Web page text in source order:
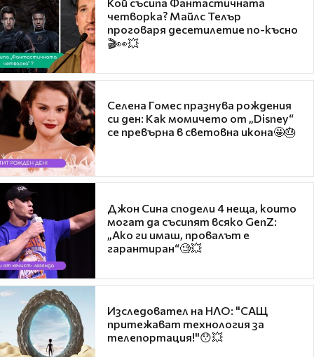
четворка? Майлс Телър
проговаря десетилетие по-късно
🎬👀💥
Селена Гомес празнува рождения
си ден: Как момичето от „Disney“
се превърна в световна икона🤩🎂
Джон Сина сподели 4 неща, които
могат да съсипят всяко GenZ:
„Ако ги имаш, провалът е
гарантиран“🧐💥
Изследовател на НЛО: "САЩ
притежават технология за
телепортация!"😯💥